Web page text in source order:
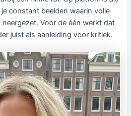
constant beelden waarin volle
Voor de één werkt dat
juist als aanleiding voor kritiek.